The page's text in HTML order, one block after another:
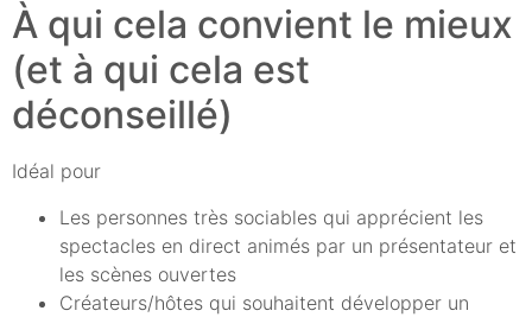
À qui cela convient le mieux
(et à qui cela est
déconseillé)
Idéal pour
Les personnes très sociables qui apprécient les
spectacles en direct animés par un présentateur et
les scènes ouvertes
Créateurs/hôtes qui souhaitent développer un